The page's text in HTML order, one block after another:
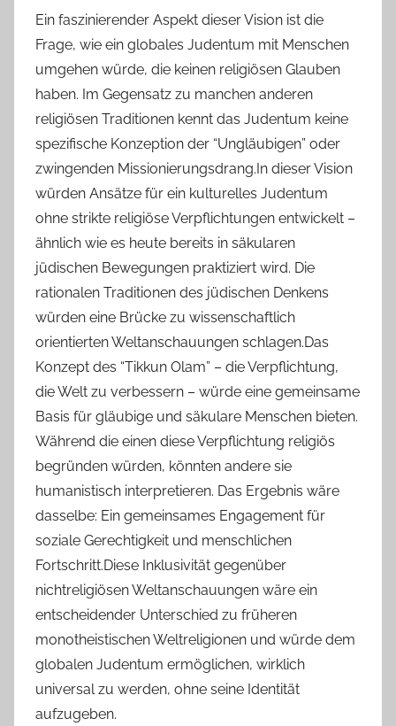
Ein faszinierender Aspekt dieser Vision ist die
Frage, wie ein globales Judentum mit Menschen
umgehen würde, die keinen religiösen Glauben
haben. Im Gegensatz zu manchen anderen
religiösen Traditionen kennt das Judentum keine
spezifische Konzeption der “Ungläubigen” oder
zwingenden Missionierungsdrang.In dieser Vision
würden Ansätze für ein kulturelles Judentum
ohne strikte religiöse Verpflichtungen entwickelt –
ähnlich wie es heute bereits in säkularen
jüdischen Bewegungen praktiziert wird. Die
rationalen Traditionen des jüdischen Denkens
würden eine Brücke zu wissenschaftlich
orientierten Weltanschauungen schlagen.Das
Konzept des “Tikkun Olam” – die Verpflichtung,
die Welt zu verbessern – würde eine gemeinsame
Basis für gläubige und säkulare Menschen bieten.
Während die einen diese Verpflichtung religiös
begründen würden, könnten andere sie
humanistisch interpretieren. Das Ergebnis wäre
dasselbe: Ein gemeinsames Engagement für
soziale Gerechtigkeit und menschlichen
Fortschritt.Diese Inklusivität gegenüber
nichtreligiösen Weltanschauungen wäre ein
entscheidender Unterschied zu früheren
monotheistischen Weltreligionen und würde dem
globalen Judentum ermöglichen, wirklich
universal zu werden, ohne seine Identität
aufzugeben.